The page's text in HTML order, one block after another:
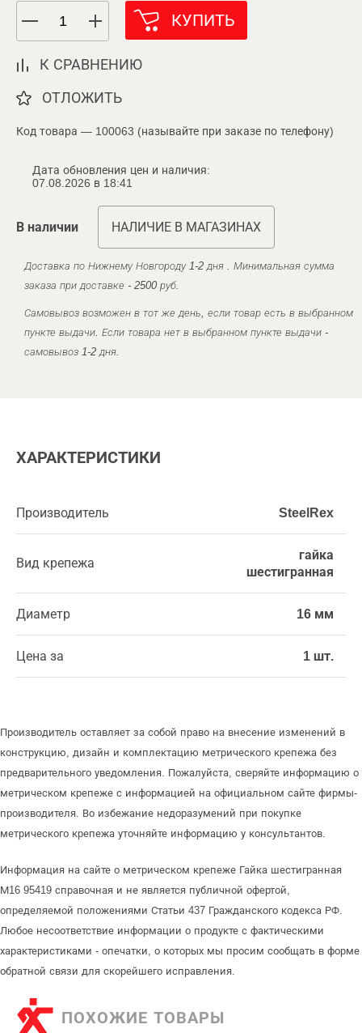
КУПИТЬ
К СРАВНЕНИЮ
ОТЛОЖИТЬ
Код товара — 100063 (называйте при заказе по телефону)
Дата обновления цен и наличия:
07.08.2026 в 18:41
В наличии НАЛИЧИЕ В МАГАЗИНАХ
Доставка по Нижнему Новгороду 1-2 дня . Минимальная сумма
заказа при доставке - 2500 руб.
Самовывоз возможен в тот же день, если товар есть в выбранном
пункте выдачи. Если товара нет в выбранном пункте выдачи -
самовывоз 1-2 дня.
ХАРАКТЕРИСТИКИ
Производитель SteelRex
Вид крепежа
гайка
шестигранная
Диаметр 16 мм
Цена за 1 шт.
Производитель оставляет за собой право на внесение изменений в
конструкцию, дизайн и комплектацию метрического крепежа без
предварительного уведомления. Пожалуйста, сверяйте информацию о
метрическом крепеже с информацией на официальном сайте фирмы-
производителя. Во избежание недоразумений при покупке
метрического крепежа уточняйте информацию у консультантов.
Информация на сайте о метрическом крепеже Гайка шестигранная
М16 95419 справочная и не является публичной офертой,
определяемой положениями Статьи 437 Гражданского кодекса РФ.
Любое несоответствие информации о продукте с фактическими
характеристиками - опечатки, о которых мы просим сообщать в форме
обратной связи для скорейшего исправления.
ПОХОЖИЕ ТОВАРЫ